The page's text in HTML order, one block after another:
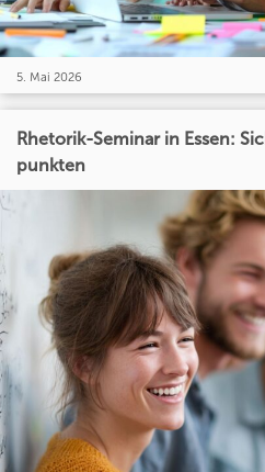
5. Mai 2026
Rhetorik-Seminar in Essen:
punkten